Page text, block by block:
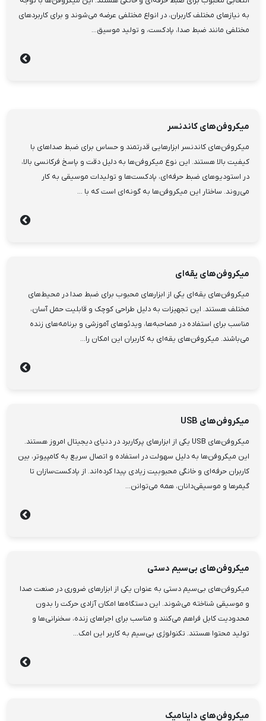
به نیازهای مختلف کاربران، در انواع مختلفی عرضه می‌شوند و برای کاربردهای
مختلفی مانند ضبط صدا، پادکست، و تولید موسیق...
میکروفن‌های کاندنسر
میکروفن‌های کاندنسر ابزارهایی قدرتمند و حساس برای ضبط صداهای با
کیفیت بالا هستند. این نوع میکروفن‌ها به دلیل دقت و پاسخ فرکانسی بالا،
در استودیوهای ضبط حرفه‌ای، پادکست‌ها و تولیدات موسیقی به کار
می‌روند. ساختار این میکروفن‌ها به گونه‌ای است که با ...
میکروفن‌های یقه‌ای
میکروفن‌های یقه‌ای یکی از ابزارهای محبوب برای ضبط صدا در محیط‌های
مختلف هستند. این تجهیزات به دلیل طراحی کوچک و قابلیت حمل آسان،
مناسب برای استفاده در مصاحبه‌ها، ویدئوهای آموزشی و برنامه‌های زنده
می‌باشند. میکروفن‌های یقه‌ای به کاربران این امکان را...
میکروفن‌های USB
میکروفن‌های USB یکی از ابزارهای پرکاربرد در دنیای دیجیتال امروز هستند.
این میکروفن‌ها به دلیل سهولت در استفاده و اتصال سریع به کامپیوتر، بین
کاربران حرفه‌ای و خانگی محبوبیت زیادی پیدا کرده‌اند. از پادکست‌سازان تا
گیمرها و موسیقی‌دانان، همه می‌توانن...
میکروفن‌های بی‌سیم دستی
میکروفن‌های بی‌سیم دستی به عنوان یکی از ابزارهای ضروری در صنعت صدا
و موسیقی شناخته می‌شوند. این دستگاه‌ها امکان آزادی حرکت را بدون
محدودیت کابل فراهم می‌کنند و مناسب برای اجراهای زنده، سخنرانی‌ها و
تولید محتوا هستند. تکنولوژی بی‌سیم به کاربر این امک...
میکروفن‌های داینامیک